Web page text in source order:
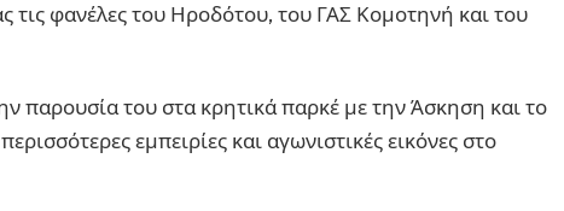
τις φανέλες του Ηροδότου, του ΓΑΣ Κομοτηνή και του
παρουσία του στα κρητικά παρκέ με την Άσκηση και το
εμπειρίες και αγωνιστικές εικόνες στο